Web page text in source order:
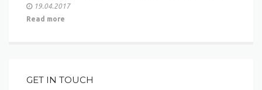
19.04.2017
Read more
GET IN TOUCH